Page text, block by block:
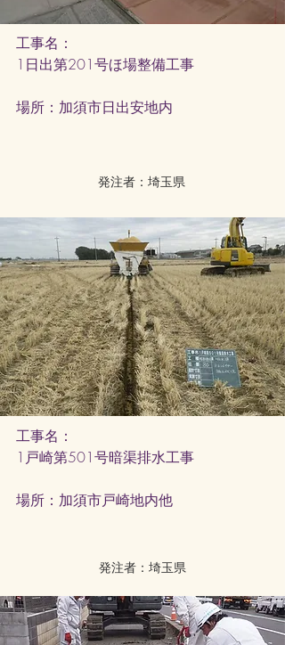
工事名：
1日出第201号ほ場整備工事
​場所：加須市日出安地内
発注者：埼玉県
工事名：
1戸崎第501号暗渠排水工事
​場所：加須市戸崎地内他
発注者：埼玉県